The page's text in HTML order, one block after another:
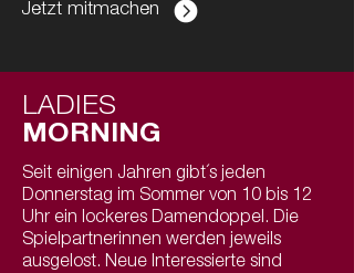
Jetzt mitmachen
LADIES
MORNING
Seit einigen Jahren gibt´s jeden
Donnerstag im Sommer von 10 bis 12
Uhr ein lockeres Damendoppel. Die
Spielpartnerinnen werden jeweils
ausgelost. Neue Interessierte sind